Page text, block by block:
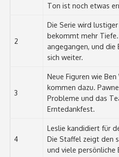
Ton ist noch etwas
2
Die Serie wird
bekommt mehr
angegangen, und die
sich weiter.
3
Neue Figuren wie
kommen dazu.
Probleme und das
Erntedankfest.
4
Leslie kandidiert für
Die Staffel zeigt den
und viele persönliche